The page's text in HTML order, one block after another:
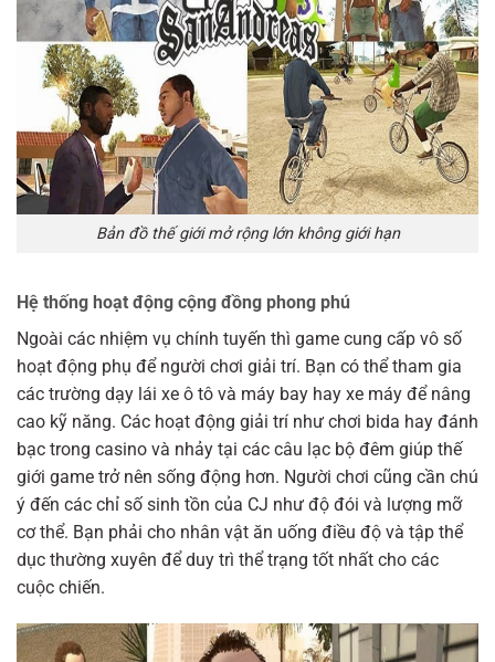
Bản đồ thế giới mở rộng lớn không giới hạn
Hệ thống hoạt động cộng đồng phong phú
Ngoài các nhiệm vụ chính tuyến thì game cung cấp vô số
hoạt động phụ để người chơi giải trí. Bạn có thể tham gia
các trường dạy lái xe ô tô và máy bay hay xe máy để nâng
cao kỹ năng. Các hoạt động giải trí như chơi bida hay đánh
bạc trong casino và nhảy tại các câu lạc bộ đêm giúp thế
giới game trở nên sống động hơn. Người chơi cũng cần chú
ý đến các chỉ số sinh tồn của CJ như độ đói và lượng mỡ
cơ thể. Bạn phải cho nhân vật ăn uống điều độ và tập thể
dục thường xuyên để duy trì thể trạng tốt nhất cho các
cuộc chiến.